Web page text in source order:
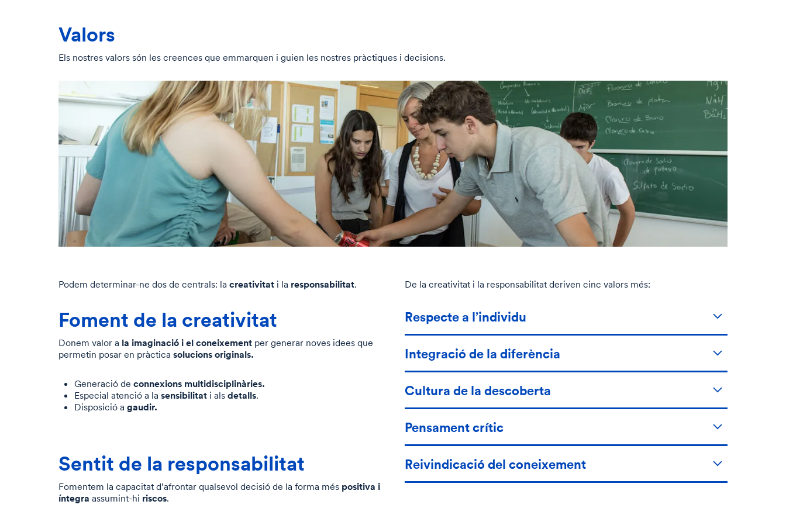
Valors
Els nostres valors són les creences que emmarquen i guien les nostres pràctiques i decisions.
Podem determinar-ne dos de centrals: la creativitat i la responsabilitat.
Foment de la creativitat
Donem valor a la imaginació i el coneixement per generar noves idees que
permetin posar en pràctica solucions originals.
Generació de connexions multidisciplinàries.
Especial atenció a la sensibilitat i als detalls.
Disposició a gaudir.
Sentit de la responsabilitat
Fomentem la capacitat d’afrontar qualsevol decisió de la forma més positiva i
íntegra assumint-hi riscos.
De la creativitat i la responsabilitat deriven cinc valors més:
Respecte a l’individu
Integració de la diferència
Cultura de la descoberta
Pensament crític
Reivindicació del coneixement